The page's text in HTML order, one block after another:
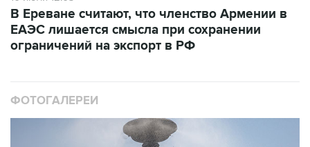
В Ереване считают, что членство Армении в
ЕАЭС лишается смысла при сохранении
ограничений на экспорт в РФ
ФОТОГАЛЕРЕИ